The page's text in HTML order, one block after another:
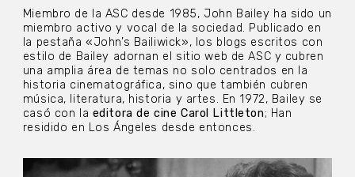
Miembro de la ASC desde 1985, John Bailey ha sido un
miembro activo y vocal de la sociedad. Publicado en
la pestaña «John’s Bailiwick», los blogs escritos con
estilo de Bailey adornan el sitio web de ASC y cubren
una amplia área de temas no solo centrados en la
historia cinematográfica, sino que también cubren
música, literatura, historia y artes. En 1972, Bailey se
casó con la editora de cine Carol Littleton; Han
residido en Los Ángeles desde entonces.